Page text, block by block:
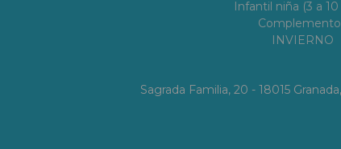
Infantil niña (3 a 10
INVIERNO
Sagrada Familia, 20 - 18015